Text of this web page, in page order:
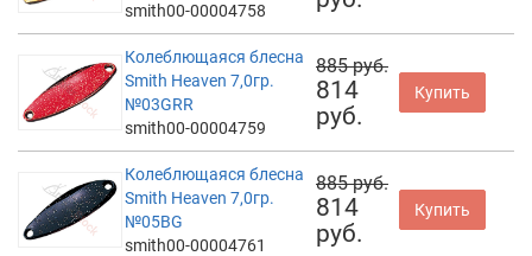
smith00-00004758
Колеблющаяся блесна
Smith Heaven 7,0гр.
№03GRR
smith00-00004759
885 руб.
814
руб.
Купить
Колеблющаяся блесна
Smith Heaven 7,0гр.
№05BG
smith00-00004761
885 руб.
814
руб.
Купить